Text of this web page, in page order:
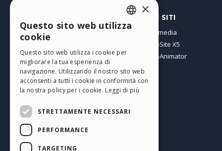
I miei post
I miei Download
Spazio Web
I miei Crediti
ALTRI SITI
Incomedia
WebSite X5
WebAnimator
Italiano
ENGLISH
SPANISH
PORTUGUESE
POLISH
×
Questo sito web utilizza
cookie
Questo sito web utilizza i cookie per
migliorare la tua esperienza di
navigazione. Utilizzando il nostro sito web
acconsenti a tutti i cookie in conformità con
la nostra policy per i cookie. Leggi di più
STRETTAMENTE NECESSARI
PERFORMANCE
TARGETING